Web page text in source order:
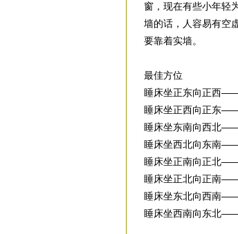
窗，现在有些小年轻
墙的话，人容易有空
要靠着实墙。
最佳方位
睡床坐正东向正西
睡床坐正西向正东
睡床坐东南向西北
睡床坐西北向东南
睡床坐正南向正北
睡床坐正北向正南
睡床坐东北向西南
睡床坐西南向东北